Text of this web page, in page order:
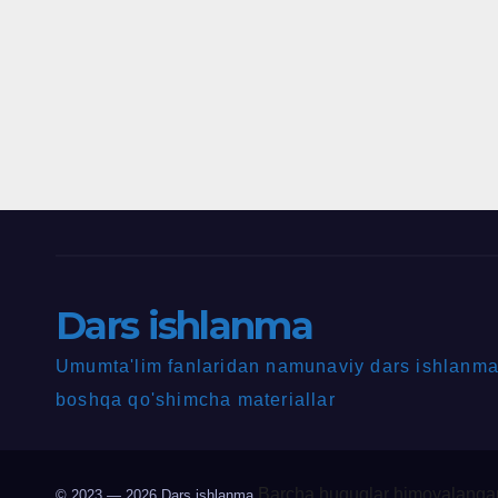
Dars ishlanma
Umumta'lim fanlaridan namunaviy dars
boshqa qo'shimcha materiallar
Barcha huquqlar